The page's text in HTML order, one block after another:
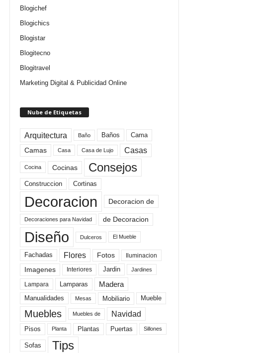
Blogichef
Blogichics
Blogistar
Blogitecno
Blogitravel
Marketing Digital & Publicidad Online
Nube de Etiquetas
Arquitectura Baño Baños Cama
Camas Casa Casa de Lujo Casas
Cocina Cocinas Consejos
Construccion Cortinas
Decoracion Decoracion de
Decoraciones para Navidad de Decoracion
Diseño Dulceros El Mueble
Fachadas Flores Fotos Iluminacion
Imagenes Interiores Jardin Jardines
Lampara Lamparas Madera
Manualidades Mesas Mobiliario Mueble
Muebles Muebles de Navidad
Pisos Planta Plantas Puertas Sillones
Sofas Tips